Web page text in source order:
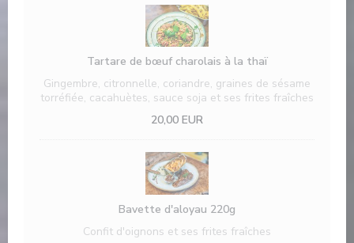
Tartare de bœuf charolais à la thaï
Gingembre, citronnelle, coriandre, graines de sésame
torréfiée, cacahuètes, sauce soja et ses frites fraîches
20,00 EUR
Bavette d'aloyau 220g
Confit d'oignons et ses frites fraîches